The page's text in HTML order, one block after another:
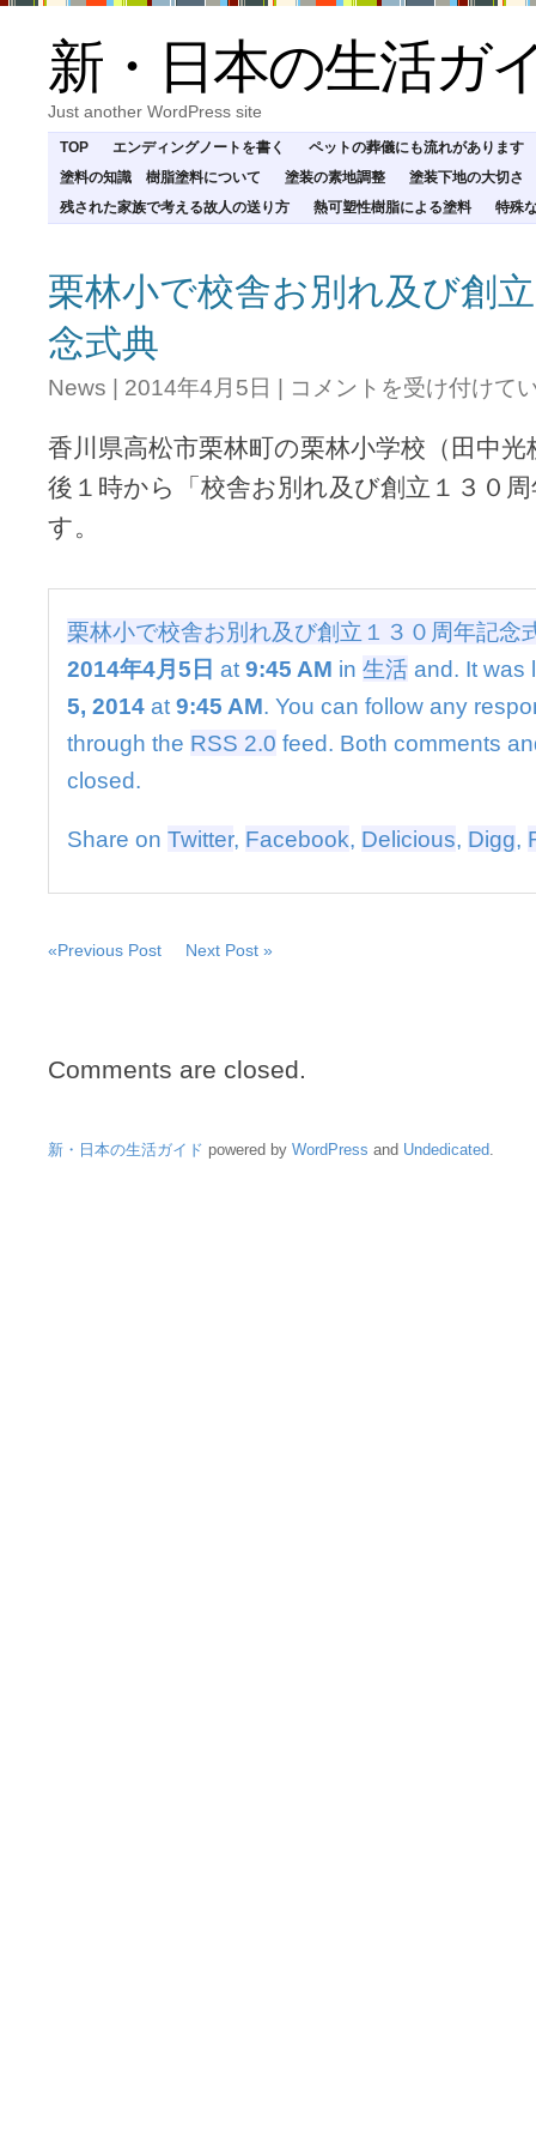
新・日本の生活ガ
Just another WordPress site
TOP エンディングノートを書く
ペットの葬儀にも流れがあります
塗料の知識 樹脂塗料について
塗装の素地調整
塗装下地の大切さ
残された家族で考える故人の送り方
熱可塑性樹脂による塗料 特殊
栗林小で校舎お別れ及び創
念式典
News | 2014年4月5日 | 栗
で
校
舎
及
び
創
立
３
０
念
コメントを受け付けて
香川県高松市栗林町の栗林小学校（田中
後１時から「校舎お別れ及び創立１３０
す。
栗林小で校舎お別れ及び創立１３０周年記念
2014年4月5日 at 9:45 AM in 生活 and. It was
5, 2014 at 9:45 AM. You can follow any
through the RSS 2.0 feed. Both comments
closed.
Share on Twitter, Facebook, Delicious, Digg,
«Previous Post Next Post »
Comments are closed.
新・日本の生活ガイド powered by WordPress and Undedicated.